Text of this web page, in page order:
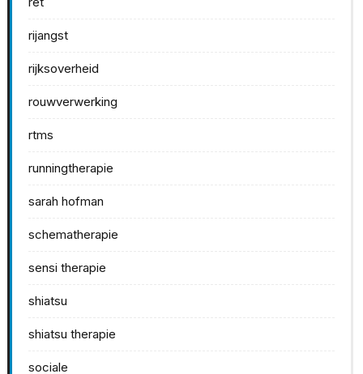
rijangst
rijksoverheid
rouwverwerking
rtms
runningtherapie
sarah hofman
schematherapie
sensi therapie
shiatsu
shiatsu therapie
sociale